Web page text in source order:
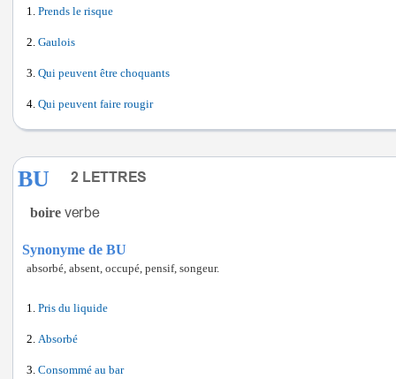
Prends le risque
Gaulois
Qui peuvent être choquants
Qui peuvent faire rougir
BU
boire
Synonyme de BU
absorbé, absent, occupé, pensif, songeur.
Pris du liquide
Absorbé
Consommé au bar